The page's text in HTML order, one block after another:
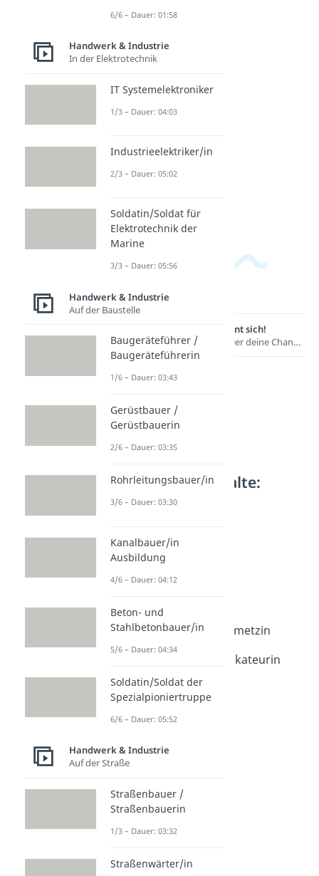
Lernen lohnt sich!
Entdecke hier deine Chancen.
Weitere Inhalte:
Handwerk &
Mit Stein und Gold
Glaser / Glaserin
Goldschmied /
Dauer: 04:03
Steinmetz / Steinmetzin
Dauer: 03:59
Stuckateur / Stuckateurin
6/6 – Dauer: 01:58
Handwerk & Industrie
In der Elektrotechnik
IT Systemelektroniker
1/3 – Dauer: 04:03
Industrieelektriker/in
2/3 – Dauer: 05:02
Soldatin/Soldat für
Elektrotechnik der
Marine
3/3 – Dauer: 05:56
Handwerk & Industrie
Auf der Baustelle
Baugeräteführer /
Baugeräteführerin
1/6 – Dauer: 03:43
Gerüstbauer /
Gerüstbauerin
2/6 – Dauer: 03:35
Rohrleitungsbauer/in
3/6 – Dauer: 03:30
Kanalbauer/in
Ausbildung
4/6 – Dauer: 04:12
Beton- und
Stahlbetonbauer/in
5/6 – Dauer: 04:34
Soldatin/Soldat der
Spezialpioniertruppe
6/6 – Dauer: 05:52
Handwerk & Industrie
Auf der Straße
Straßenbauer /
Straßenbauerin
1/3 – Dauer: 03:32
Straßenwärter/in